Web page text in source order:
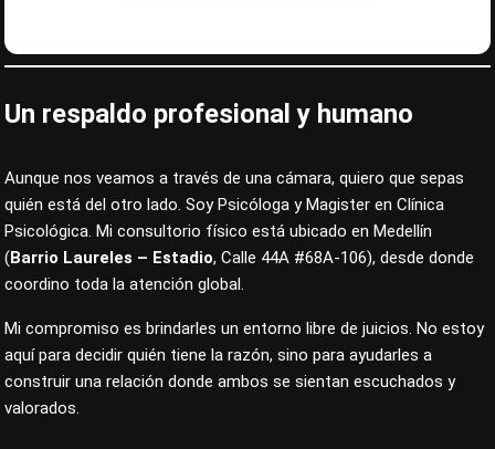
Un respaldo profesional y humano
Aunque nos veamos a través de una cámara, quiero que sepas
quién está del otro lado. Soy Psicóloga y Magister en Clínica
Psicológica. Mi consultorio físico está ubicado en Medellín
(Barrio Laureles – Estadio, Calle 44A #68A-106), desde donde
coordino toda la atención global.
Mi compromiso es brindarles un entorno libre de juicios. No estoy
aquí para decidir quién tiene la razón, sino para ayudarles a
construir una relación donde ambos se sientan escuchados y
valorados.